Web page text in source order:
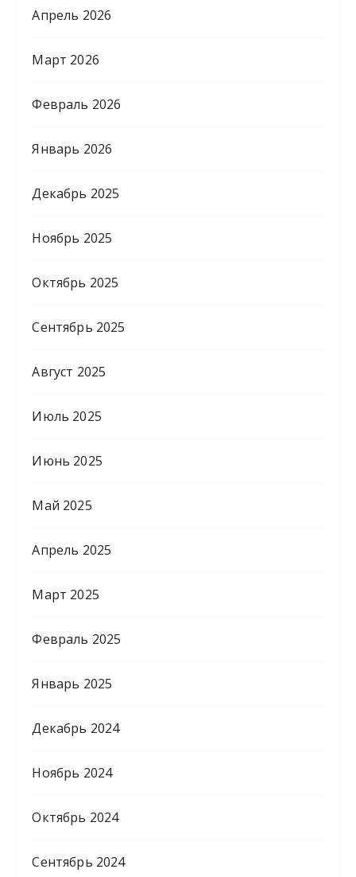
Апрель 2026
Март 2026
Февраль 2026
Январь 2026
Декабрь 2025
Ноябрь 2025
Октябрь 2025
Сентябрь 2025
Август 2025
Июль 2025
Июнь 2025
Май 2025
Апрель 2025
Март 2025
Февраль 2025
Январь 2025
Декабрь 2024
Ноябрь 2024
Октябрь 2024
Сентябрь 2024